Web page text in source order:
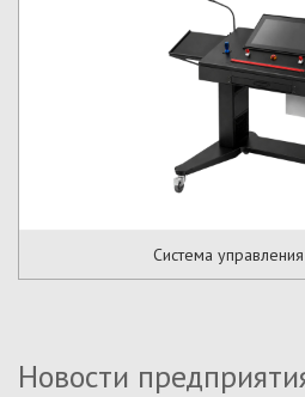
Система
Новости